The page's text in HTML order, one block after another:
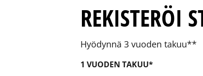
REKISTERÖI
Hyödynnä 3 vuoden takuu**
1 VUODEN TAKUU*